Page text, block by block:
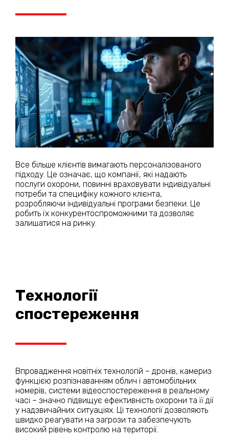
Все більше клієнтів вимагають персоналізованого
підходу. Це означає, що компанії, які надають
послуги охорони, повинні враховувати індивідуальні
потреби та специфіку кожного клієнта,
розробляючи індивідуальні програми безпеки. Це
робить їх конкурентоспроможними та дозволяє
залишатися на ринку.
Технології
спостереження
Впровадження новітніх технологій – дронів, камериз
функцією розпізнаванням облич і автомобільних
номерів, системи відеоспостереження в реальному
часі – значно підвищує ефективність охорони та її дії
у надзвичайних ситуаціях. Ці технології дозволяють
швидко реагувати на загрози та забезпечують
високий рівень контролю на території.